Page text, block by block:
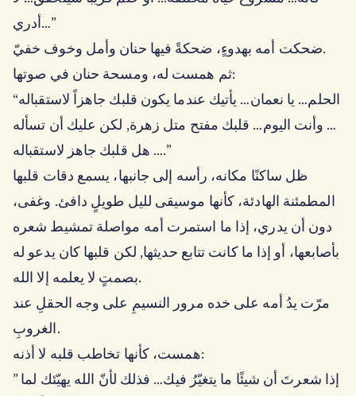
أدري…”
ضحكت أمه بهدوءٍ، ضحكةً فيها حنان وأمل وخوف خفيّ.
ثم همست له، ومسحة حنان في صوتها:
“الحلم… يا نعمان… يأتيك عندما يكون قلبك جاهزاً لاستقباله
… وأنت اليوم… قلبك مفتح متل زهرة, لكن عليك أن تسأله
… هل قلبك جاهز لاستقباله.”
ظل ساكنًا مكانه، رأسه إلى جانبها، يسمع دقات قلبها
المطمئنة الهادئة، كأنها موسيقى لليل طويلٍ دافئ. وغفى،
دون أن يدري، إذا ما استمرت أمه مواصلة تمشيط شعره
بأصابعها، أو إذا ما كانت تتابع حديثها, لكن قلبها كان يدعو له
بصمتٍ لا يعلمه إلا الله.
مرّت يدُ أمه على خده مرور النسيمِ على وجه الحقلِ عند
الغروبِ.
همست، كأنها تخاطب قلبه لا أذنه:
” إذا شعرتَ أن شيئًا ما يتغيّرُ فيك… فذلك لأنّ الله يهيّئك لما